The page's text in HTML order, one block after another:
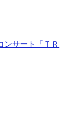
ンサート「ＴＲ